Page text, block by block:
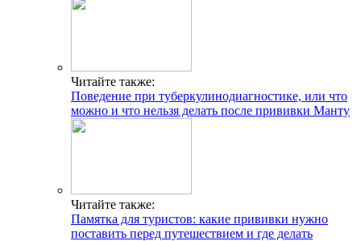
Читайте также:
Поведение при туберкулинодиагностике, или что
можно и что нельзя делать после прививки Манту
Читайте также:
Памятка для туристов: какие прививки нужно
поставить перед путешествием и где делать